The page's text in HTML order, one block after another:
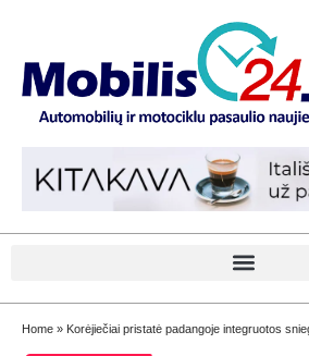
Home » Korėjiečiai pristatė padangoje integruotos sniego grandinės